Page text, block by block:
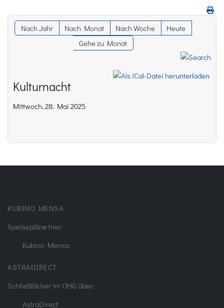
Nach Jahr Nach Monat Nach Woche
Heute
Gehe zu Monat
Kulturnacht
Mittwoch, 28. Mai 2025
KUBINO MENSA
Speisepläne hier:
Kubino Mensa
ASTRADIRECT
Schließfächer im OHG über:
AstraDirect